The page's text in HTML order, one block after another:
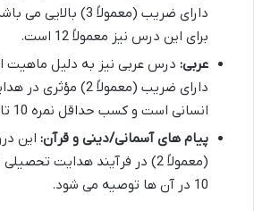
دارای ضریب (معمولاً 3)
برای این درس نیز معمولاً 12 است.
عربی: درس عربی نیز به دلیل ماهیت
دارای ضریب (معمولاً 2)
انسانی است و کسب حداقل نمره 10 تا 12 در آن اهمیت دارد.
پیام های آسمانی/دینی و قرآن: این
(معمولاً 2) در فرآیند هدایت
10 در آن ها توصیه می شود.